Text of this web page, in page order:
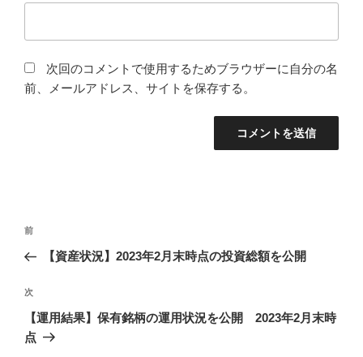
次回のコメントで使用するためブラウザーに自分の名
前、メールアドレス、サイトを保存する。
投
ナ
ビ
ゲ
ー
前
の
稿
前
【資産状況】2023年2月末時点の投資総額を公開
次
の
投
次
【運用結果】保有銘柄の運用状況を公開 2023年2月末時
点